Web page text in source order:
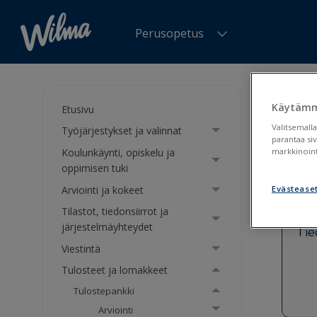
Perusopetus
Etusivu
Työjärjestykset ja valinnat
Koulunkäynti, opiskelu ja
oppimisen tuki
Arviointi ja kokeet
Tilastot, tiedonsiirrot ja
järjestelmäyhteydet
Viestintä
Tulosteet ja lomakkeet
Tulostepankki
Arviointi
tuki>
parantaa